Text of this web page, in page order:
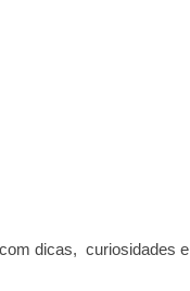
dicas, curiosidades e